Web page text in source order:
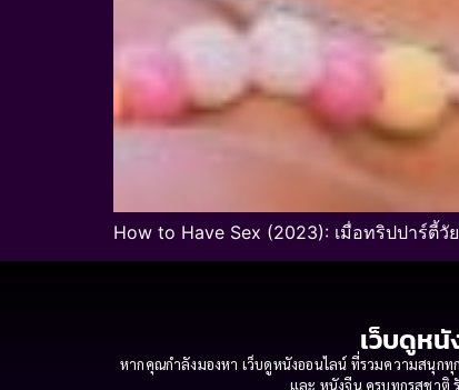
How to Have Sex (2023): เมื่อทริปปาร์ตี้
เว็บดูห
หากคุณกำลังมองหา เว็บดูหนังออนไลน์ ที่รวมความสนุก
และ หนังจีน ครบทุกรสชาติ